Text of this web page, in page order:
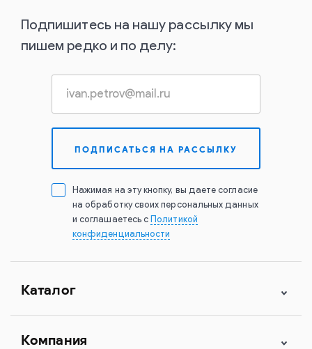
Подпишитесь на нашу рассылку мы
пишем редко и по делу:
Нажимая на эту кнопку, вы даете согласие
на обработку своих персональных данных
и соглашаетесь с Политикой
конфиденциальности
Каталог
Компания